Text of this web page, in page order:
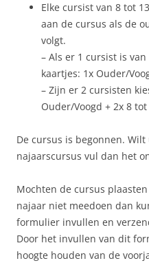
Elke cursist van 8 tot
aan de cursus als de
volgt.
– Als er 1 cursist is
kaartjes: 1x Ouder/
– Zijn er 2 cursisten
Ouder/Voogd + 2x 8
De cursus is begonnen.
najaarscursus vul dan het
Mochten de cursus
najaar niet meedoen dan
formulier invullen en
Door het invullen van dit
hoogte houden van de